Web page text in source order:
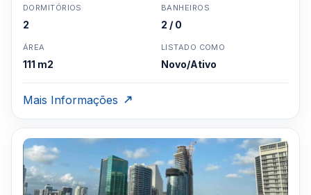
DORMITÓRIOS
2
BANHEIROS
2 / 0
ÁREA
111 m2
LISTADO COMO
Novo/Ativo
Mais Informações